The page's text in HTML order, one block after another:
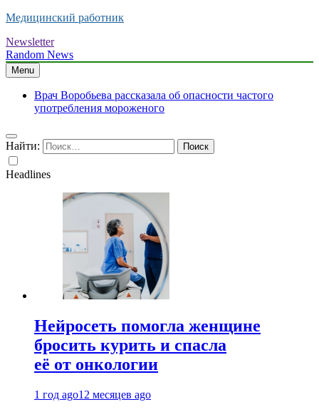
Медицинский работник
Newsletter
Random News
Menu
Врач Воробьева рассказала об опасности частого
употребления мороженого
Найти:
Headlines
Нейросеть помогла женщине
бросить курить и спасла
её от онкологии
1 год ago12 месяцев ago